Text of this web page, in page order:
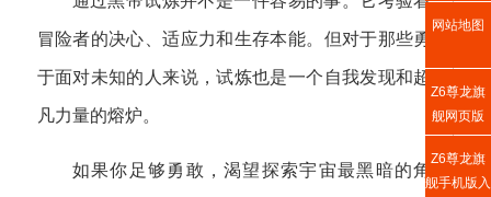
冒险者的决心、适应力和生存本能。但对于那些勇
于面对未知的人来说，试炼也是一个自我发现和超
凡力量的熔炉。
如果你足够勇敢，渴望探索宇宙最黑暗的角
网站地图
Z6尊龙旗
舰网页版
Z6尊龙旗
舰手机版入